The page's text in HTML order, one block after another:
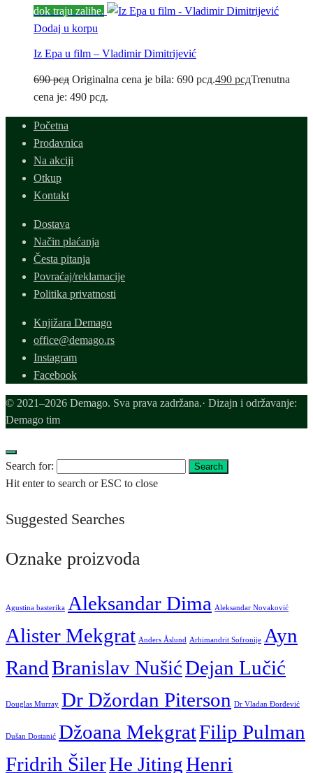
dok traju zalihe.
Dodaj u korpu
Iz Epa u film – Vladimir Dimitrijević
690рсд Originalna cena je bila: 690 рсд.490 рсдTrenutna
cena je: 490 рсд.
Početna
Prodavnica
Na akciji
Otkup
Kontakt
Dostava
Način plaćanja
Česta pitanja
Povraćaj/reklamacije
Politika privatnosti
Knjižara Demago
office@demago.rs
Instagram
Facebook
© 2021–2026 Demago. Sva prava zadržana.· Dizajn i održavanje:
Demago tim
Search for: Search
Hit enter to search or ESC to close
Suggested Searches
Oznake proizvoda
Agustina basterika Aleksandar Dima Aleksandar Novaković
Alister Mekgrat Anders Åslund Arhimandrit Sofronije Ayn
RandBranislav NušićDejan Lučić
Douglas Murray Dr Džordan Piterson Dr Vladan Đorđević
Dušan Dostanić Džoana MekgratFilip Pulman
Fridrih ŠilerHe JitingHenri